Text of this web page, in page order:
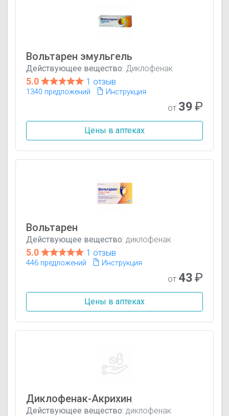
Вольтарен эмульгель
Действующее вещество: Диклофенак
5.0 1 отзыв
1340 предложений Инструкция
от 39₽
Цены в аптеках
Вольтарен
Действующее вещество: диклофенак
5.0 1 отзыв
446 предложений Инструкция
от 43₽
Цены в аптеках
Диклофенак-Акрихин
Действующее вещество: диклофенак